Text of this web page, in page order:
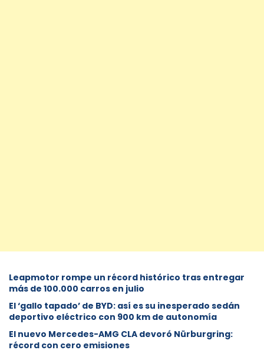
Leapmotor rompe un récord histórico tras entregar
más de 100.000 carros en julio
El ‘gallo tapado’ de BYD: así es su inesperado sedán
deportivo eléctrico con 900 km de autonomía
El nuevo Mercedes-AMG CLA devoró Nürburgring:
récord con cero emisiones